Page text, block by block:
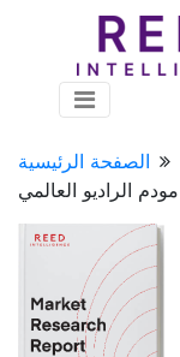
الصفحة الرئيسية